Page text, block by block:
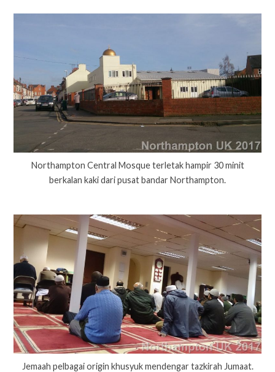
Northampton Central Mosque terletak hampir 30 minit
berkalan kaki dari pusat bandar Northampton.
Jemaah pelbagai origin khusyuk mendengar tazkirah Jumaat.